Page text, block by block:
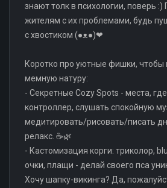
знают толк в психологии, поверь
жителям с их проблемами, будь
с хвостиком (●ᴥ●)❤
Коротко про уютные фишки, чтобы
мемную натуру:
- Секретные Cozy Spots - места,
контроллер, слушать спокойную
медитировать/рисовать/писать
релакс. ☕🌿
- Кастомизация корги: триколор,
очки, плащи - делай своего пса
Хочу шапку-викинга? Да,